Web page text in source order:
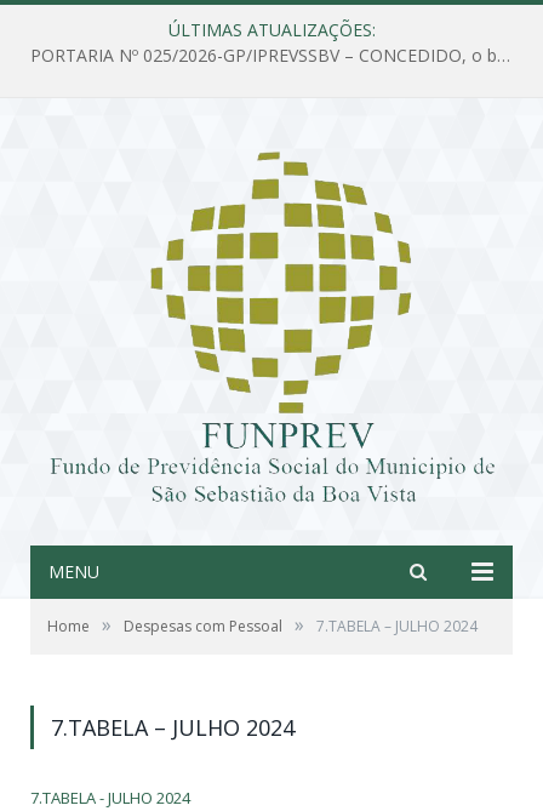
ÚLTIMAS ATUALIZAÇÕES:
PORTARIA Nº 025/2026-GP/IPREVSSBV – CONCEDIDO, o benefício de PENSÃO a MARIA ESTELA DOS SANTOS SOUZA
MENU
Home » Despesas com Pessoal » 7.TABELA – JULHO 2024
7.TABELA – JULHO 2024
7.TABELA - JULHO 2024